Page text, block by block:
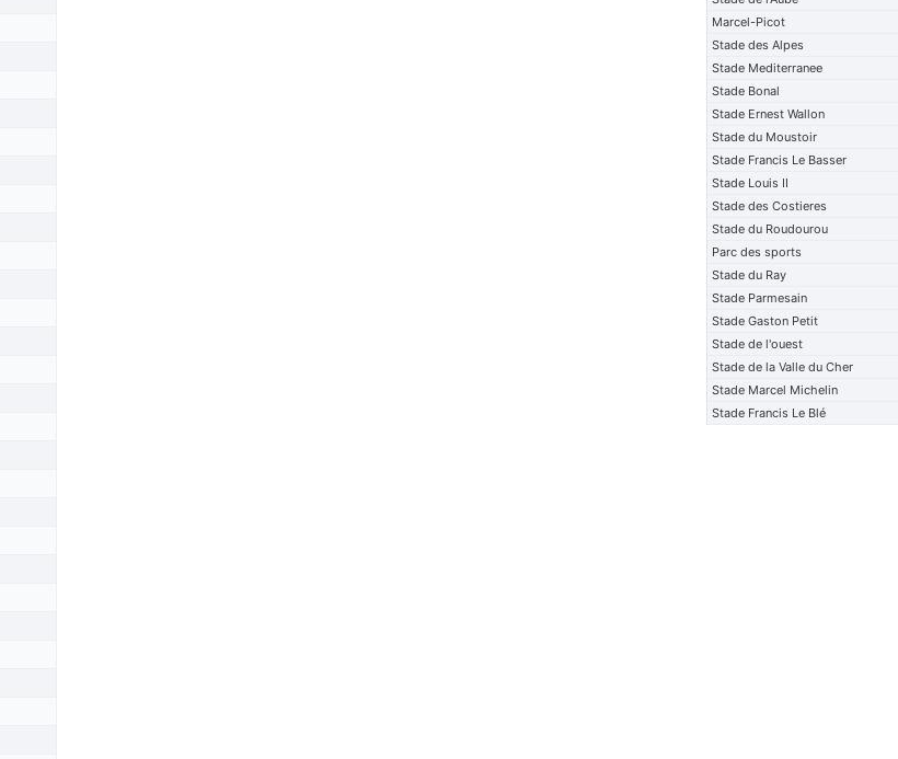
Marcel-Picot
Stade des Alpes
Stade Mediterranee
Stade Bonal
Stade Ernest Wallon
Stade du Moustoir
Stade Francis Le Basser
Stade Louis II
Stade des Costieres
Stade du Roudourou
Parc des sports
Stade du Ray
Stade Parmesain
Stade Gaston Petit
Stade de l'ouest
Stade de la Valle du Cher
Stade Marcel Michelin
Stade Francis Le Blé